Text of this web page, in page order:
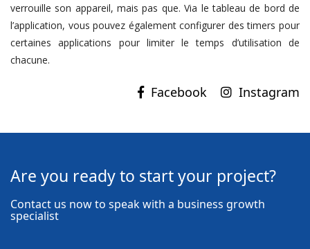
verrouille son appareil, mais pas que. Via le tableau de bord de
l’application, vous pouvez également configurer des timers pour
certaines applications pour limiter le temps d’utilisation de
chacune.
Instagram
Are you ready to start your project?
Contact us now to speak with a business growth
specialist